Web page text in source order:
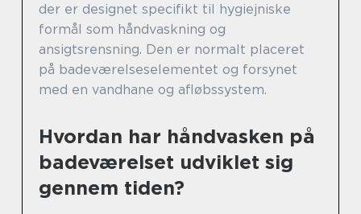
der er designet specifikt til hygiejniske
formål som håndvaskning og
ansigtsrensning. Den er normalt placeret
på badeværelseselementet og forsynet
med en vandhane og afløbssystem.
Hvordan har håndvasken på
badeværelset udviklet sig
gennem tiden?